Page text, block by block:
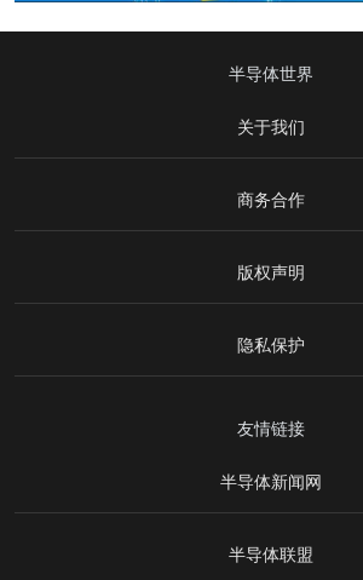
半导体世界
关于我们
商务合作
版权声明
隐私保护
友情链接
半导体新闻网
半导体联盟